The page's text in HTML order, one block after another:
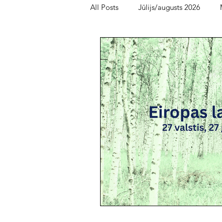
All Posts Jūlijs/augusts 2026
Bērnu un jauniešu lasītava
oktobris/novembris 2025
maijs/jūnijs 2025 marts/
augusts/septembris 2024
novembris/decembris 2023